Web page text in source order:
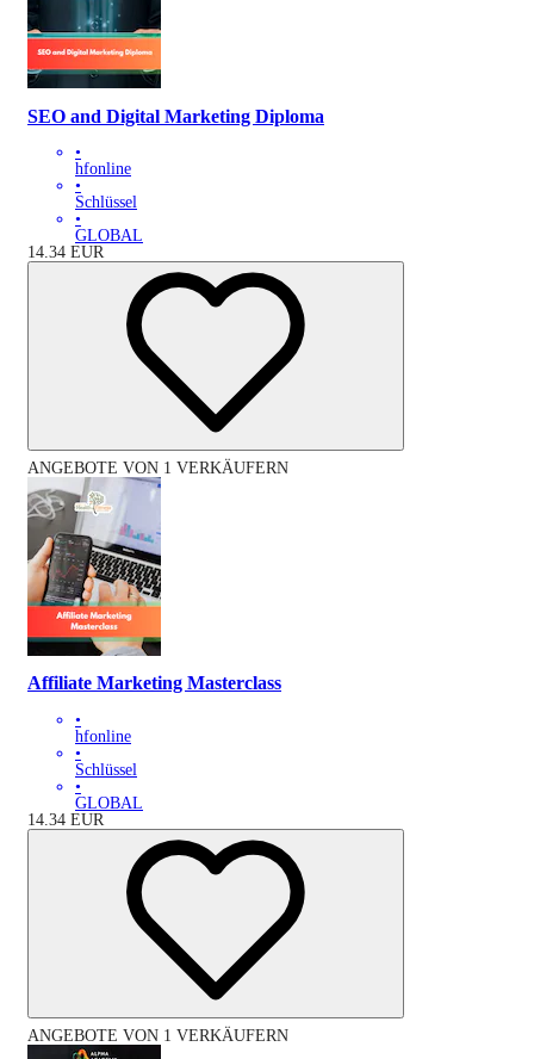
SEO and Digital Marketing Diploma
•
hfonline
•
Schlüssel
•
GLOBAL
14.34 EUR
ANGEBOTE VON 1 VERKÄUFERN
Affiliate Marketing Masterclass
•
hfonline
•
Schlüssel
•
GLOBAL
14.34 EUR
ANGEBOTE VON 1 VERKÄUFERN